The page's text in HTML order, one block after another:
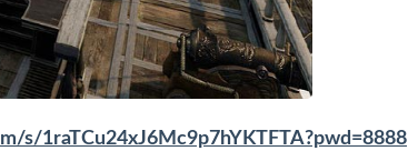
s/1raTCu24xJ6Mc9p7hYKTFTA?pwd=8888